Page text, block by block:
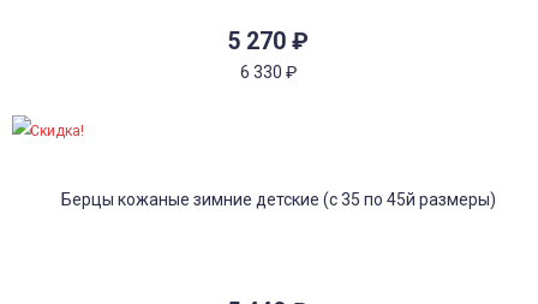
5 270 ₽
6 330 ₽
Скидка!